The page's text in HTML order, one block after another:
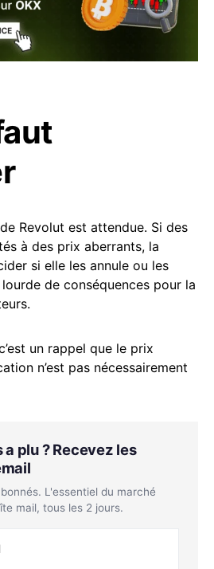
Revolut est attendue. Si des
à des prix aberrants, la
si elle les annule ou les
de conséquences pour la
un rappel que le prix
n’est pas nécessairement
plu ? Recevez les
L'essentiel du marché
mail, tous les 2 jours.